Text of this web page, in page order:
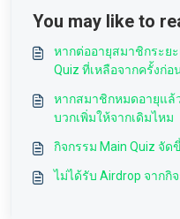
You may like to
หากต่ออายุสมาชิกระยะ
Quiz ที่เหลือจากครั้งก่
หากสมาชิกหมดอายุแล้
บวกเพิ่มให้จากเดิมไหม
กิจกรรม Main Quiz จัด
ไม่ได้รับ Airdrop จากกิ